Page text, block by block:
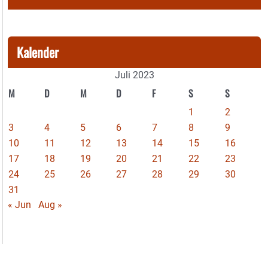
Kalender
Juli 2023
M D M D F S S
1
2
3
4 5 6 7 8
9
10
11 12 13 14 15
16
17
18 19 20 21 22
23
24
25 26 27 28 29
30
31
« Jun
Aug »